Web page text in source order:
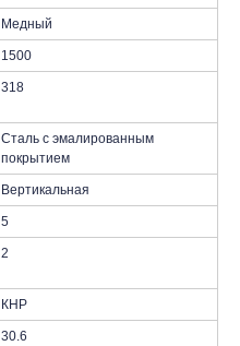
Медный
1500
318
Сталь с эмалированным
покрытием
Вертикальная
5
2
КНР
30.6